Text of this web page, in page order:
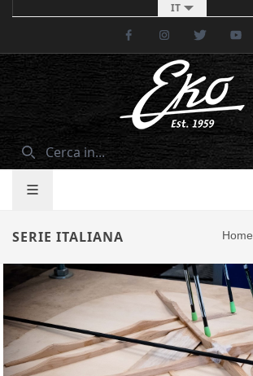
IT
FacebookInstagramTwitter
SERIE ITALIANA Home